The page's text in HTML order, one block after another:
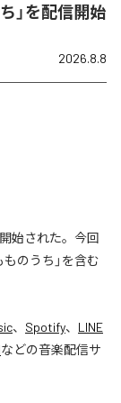
」を配信開始
2026.8.8
始された。今回
のうち」を含む
、 Spotify、 LINE
などの音楽配信サ